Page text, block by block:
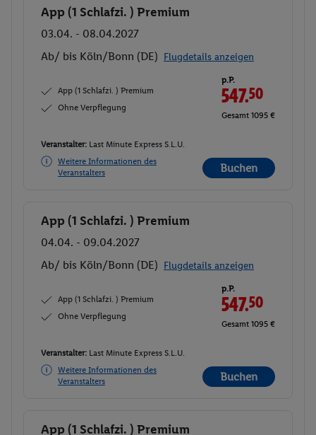
Buchen
App (1 Schlafzi. ) Premium
03.04. - 08.04.2027
Ab/ bis Köln/Bonn (DE) Flugdetails anzeigen
App (1 Schlafzi. ) Premium
Ohne Verpflegung
p.P.
547.50
Gesamt 1095 €
Veranstalter: Last Minute Express S.L.U.
Weitere Informationen des
Veranstalters
Buchen
Buchen
App (1 Schlafzi. ) Premium
04.04. - 09.04.2027
Ab/ bis Köln/Bonn (DE) Flugdetails anzeigen
App (1 Schlafzi. ) Premium
Ohne Verpflegung
p.P.
547.50
Gesamt 1095 €
Veranstalter: Last Minute Express S.L.U.
Weitere Informationen des
Veranstalters
Buchen
Buchen
App (1 Schlafzi. ) Premium